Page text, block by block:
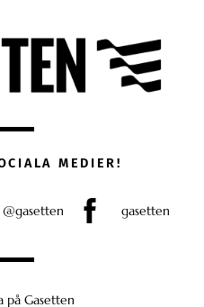
MEDIER!
@gasetten gasetten
på Gasetten